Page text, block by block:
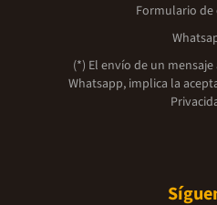
Formulario
(*) El envío de un
Whatsapp, implica la